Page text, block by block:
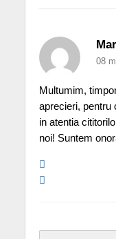
08
Multumim,
aprecieri, pentru
in atentia
noi! Suntem